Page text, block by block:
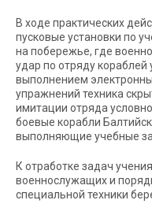
В ходе практических
пусковые установки по
на побережье, где
удар по отряду кораблей
выполнением
упражнений техника
имитации отряда
боевые корабли
выполняющие учебные
К отработке задач
военнослужащих и
специальной техники